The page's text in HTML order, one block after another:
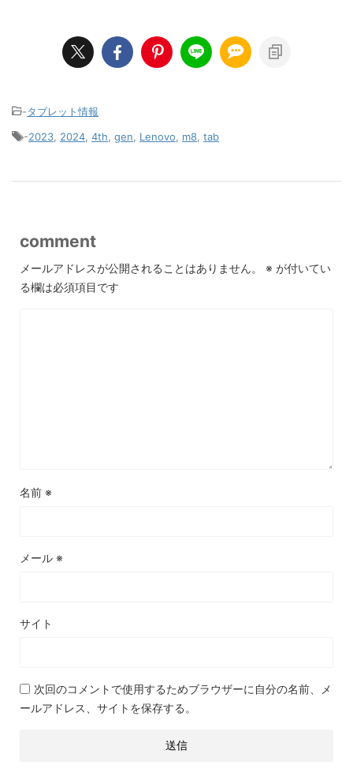
-タブレット情報
-2023 2024 4th gen Lenovo m8 tab
comment
メールアドレスが公開されることはありません。 ※ が付いてい
る欄は必須項目です
名前 ※
メール ※
サイト
次回のコメントで使用するためブラウザーに自分の名前、メ
ールアドレス、サイトを保存する。